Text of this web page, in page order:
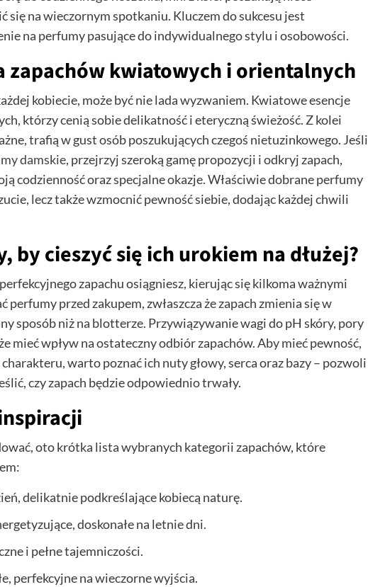
się na wieczornym spotkaniu. Kluczem do sukcesu jest
na perfumy pasujące do indywidualnego stylu i osobowości.
zapachów kwiatowych i orientalnych
kobiecie, może być nie lada wyzwaniem. Kwiatowe esencje
którzy cenią sobie delikatność i eteryczną świeżość. Z kolei
trafią w gust osób poszukujących czegoś nietuzinkowego. Jeśli
damskie, przejrzyj szeroką gamę propozycji i odkryj zapach,
codzienność oraz specjalne okazje. Właściwie dobrane perfumy
lecz także wzmocnić pewność siebie, dodając każdej chwili
by cieszyć się ich urokiem na dłużej?
zapachu osiągniesz, kierując się kilkoma ważnymi
przed zakupem, zwłaszcza że zapach zmienia się w
sposób niż na blotterze. Przywiązywanie wagi do pH skóry, pory
mieć wpływ na ostateczny odbiór zapachów. Aby mieć pewność,
warto poznać ich nuty głowy, serca oraz bazy – pozwoli
czy zapach będzie odpowiednio trwały.
oto krótka lista wybranych kategorii zapachów, które
delikatnie podkreślające kobiecą naturę.
doskonałe na letnie dni.
i pełne tajemniczości.
perfekcyjne na wieczorne wyjścia.